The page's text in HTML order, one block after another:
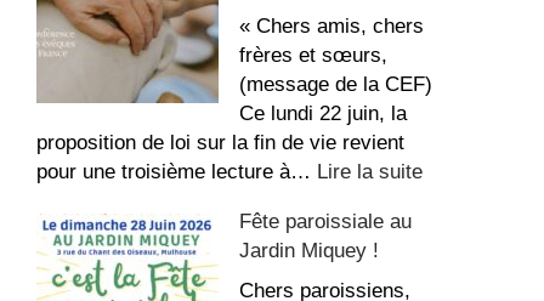
bon
été
!
« Chers amis, chers
frères et sœurs,
(message de la CEF)
Ce lundi 22 juin, la
proposition de loi sur la fin de vie revient
pour une troisième lecture à… Lire la suite:
Fête paroissiale au
Jardin Miquey !
Chers paroissiens,